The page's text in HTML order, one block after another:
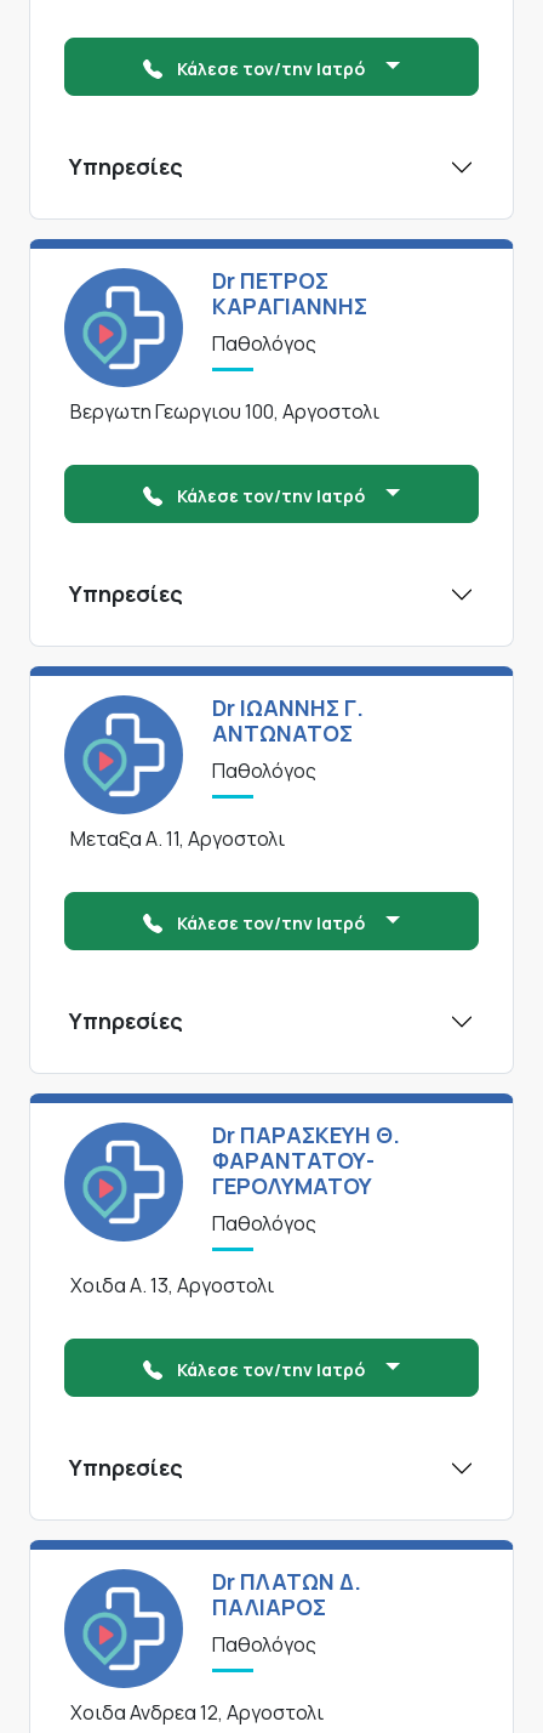
Κάλεσε τον/την Ιατρό
Υπηρεσίες
Dr ΠΕΤΡΟΣ
ΚΑΡΑΓΙΑΝΝΗΣ
Παθολόγος
Βεργωτη Γεωργιου 100, Αργοστολι
Κάλεσε τον/την Ιατρό
Υπηρεσίες
Dr ΙΩΑΝΝΗΣ Γ.
ΑΝΤΩΝΑΤΟΣ
Παθολόγος
Μεταξα Α. 11, Αργοστολι
Κάλεσε τον/την Ιατρό
Υπηρεσίες
Dr ΠΑΡΑΣΚΕΥΗ Θ.
ΦΑΡΑΝΤΑΤΟΥ-
ΓΕΡΟΛΥΜΑΤΟΥ
Παθολόγος
Χοιδα Α. 13, Αργοστολι
Κάλεσε τον/την Ιατρό
Υπηρεσίες
Dr ΠΛΑΤΩΝ Δ.
ΠΑΛΙΑΡΟΣ
Παθολόγος
Χοιδα Ανδρεα 12, Αργοστολι